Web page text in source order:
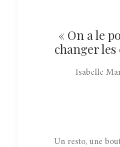
« On a le
changer les
Isabelle
Un resto, une